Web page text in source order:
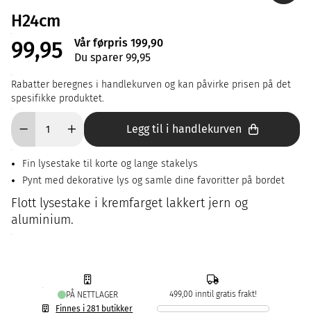
H24cm
99,95
Vår førpris 199,90
Du sparer 99,95
Rabatter beregnes i handlekurven og kan påvirke prisen på det
spesifikke produktet.
Legg til i handlekurven
Fin lysestake til korte og lange stakelys
Pynt med dekorative lys og samle dine favoritter på bordet
Flott lysestake i kremfarget lakkert jern og
aluminium.
PÅ NETTLAGER
Finnes i 281 butikker
499,00 inntil gratis frakt!